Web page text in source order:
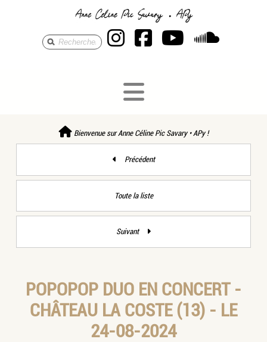
Anne Céline Pic
Anne Céline
AnneAnne
Bienvenue sur Anne Céline Pic Savary • APy !
Précédent
Toute la liste
Suivant
POPOPOP DUO EN CONCERT -
CHÂTEAU LA COSTE (13) - LE
24-08-2024